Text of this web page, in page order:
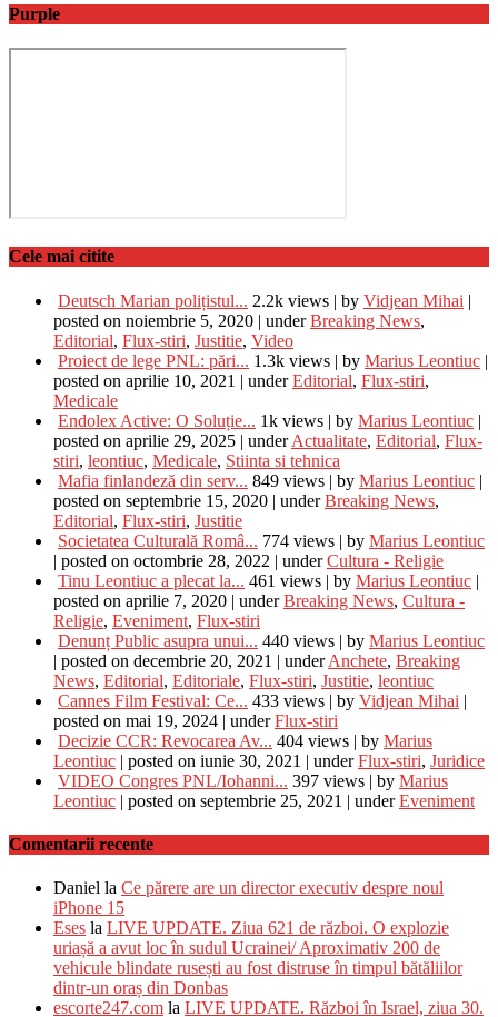
Purple
Cele mai citite
Deutsch Marian polițistul... 2.2k views | by Vidjean Mihai |
posted on noiembrie 5, 2020 | underBreaking News,
Editorial, Flux-stiri, Justitie, Video
Proiect de lege PNL: pări... 1.3k views | by Marius Leontiuc |
posted on aprilie 10, 2021 | underEditorial, Flux-stiri,
Medicale
Endolex Active: O Soluție... 1k views | by Marius Leontiuc |
posted on aprilie 29, 2025 | underActualitate, Editorial, Flux-
stiri, leontiuc, Medicale, Stiinta si tehnica
Mafia finlandeză din serv... 849 views | by Marius Leontiuc |
posted on septembrie 15, 2020 | underBreaking News,
Editorial, Flux-stiri, Justitie
Societatea Culturală Româ... 774 views | by Marius Leontiuc
| posted on octombrie 28, 2022 | underCultura - Religie
Tinu Leontiuc a plecat la... 461 views | by Marius Leontiuc |
posted on aprilie 7, 2020 | underBreaking News, Cultura -
Religie, Eveniment, Flux-stiri
Denunț Public asupra unui... 440 views | by Marius Leontiuc
| posted on decembrie 20, 2021 | underAnchete, Breaking
News, Editorial, Editoriale, Flux-stiri, Justitie, leontiuc
Cannes Film Festival: Ce... 433 views | by Vidjean Mihai |
posted on mai 19, 2024 | underFlux-stiri
Decizie CCR: Revocarea Av... 404 views | by Marius
Leontiuc | posted on iunie 30, 2021 | underFlux-stiri, Juridice
VIDEO Congres PNL/Iohanni... 397 views | by Marius
Leontiuc | posted on septembrie 25, 2021 | underEveniment
Comentarii recente
Daniel la Ce părere are un director executiv despre noul
iPhone 15
Eses la LIVE UPDATE. Ziua 621 de război. O explozie
uriașă a avut loc în sudul Ucrainei/ Aproximativ 200 de
vehicule blindate rusești au fost distruse în timpul bătăliilor
dintr-un oraș din Donbas
escorte247.com la LIVE UPDATE. Război în Israel, ziua 30.